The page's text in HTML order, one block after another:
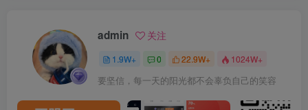
admin 关注
1.9W+ 0 22.9W+ 1024W+
要坚信，每一天的阳光都不会辜负自己的笑容